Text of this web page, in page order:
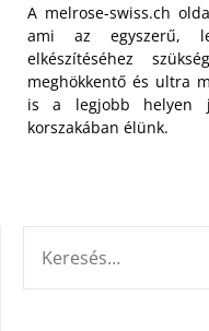
A melrose-swiss.ch
ami az egyszerű,
elkészítéséhez
meghökkentő és ultra
is a legjobb helyen
korszakában élünk.